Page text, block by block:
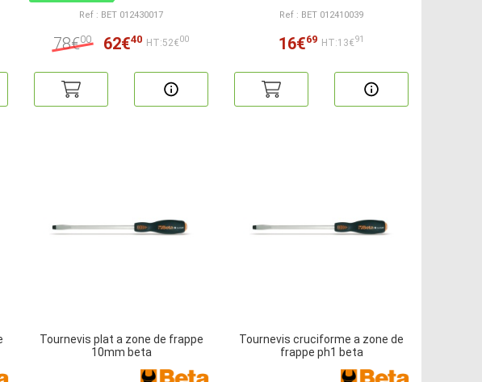
Ref : BET 012430017
78€00 62€40 HT:52€00
Ref : BET 012410039
16€69 HT:13€91
Tournevis plat a zone de frappe
10mm beta
Tournevis cruciforme a zone de
frappe ph1 beta